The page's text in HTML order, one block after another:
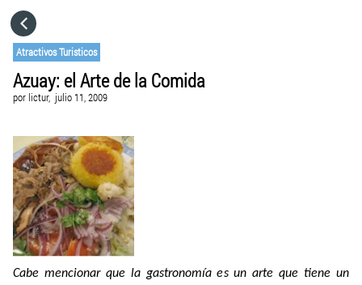
Atractivos Turisticos
Azuay: el Arte de la Comida
por lictur, julio 11, 2009
Cabe mencionar que la gastronomía es un arte que tiene un
CATEGORÍAS